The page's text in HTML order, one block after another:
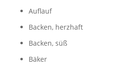
Auflauf
Backen, herzhaft
Backen, süß
Bäker